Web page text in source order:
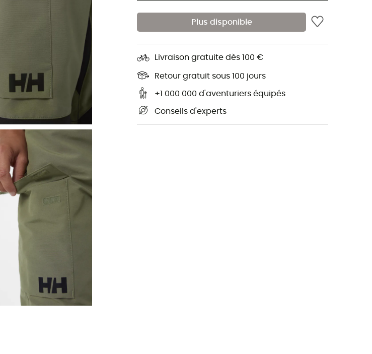
Plus disponible
Livraison gratuite dès 100 €
Retour gratuit sous 100 jours
+1 000 000 d'aventuriers équipés
Conseils d'experts